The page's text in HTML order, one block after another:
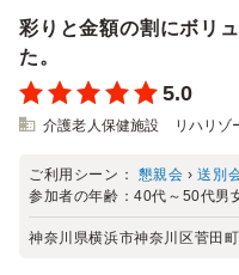
彩りと金額の割にボリ
た。
5.0
介護老人保健施設 リハリゾ
ご利用シーン： 懇親会 ›送別
参加者の年齢：40代～50代男
神奈川県横浜市神奈川区菅田町